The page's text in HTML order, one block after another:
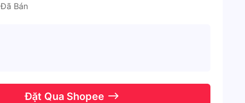
Đã Bán
Đặt Qua Shopee